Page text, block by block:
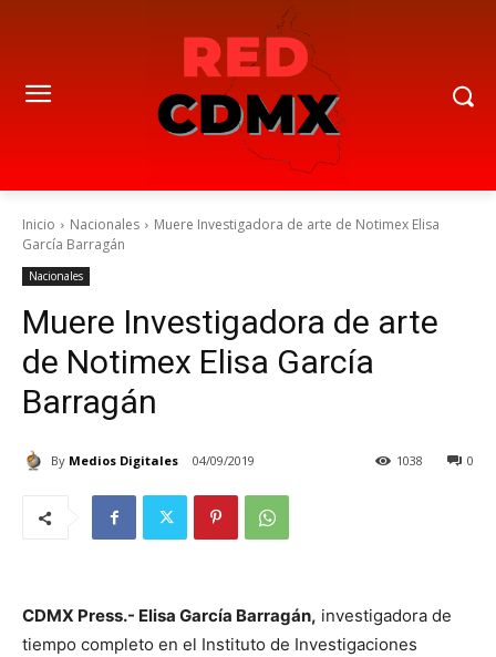
Inicio Nacionales
Muere Investigadora de arte de Notimex Elisa
García Barragán
Nacionales
Muere Investigadora de arte
de Notimex Elisa García
Barragán
By Medios Digitales 04/09/2019 0
1038
CDMX Press.- Elisa García Barragán, investigadora de
tiempo completo en el Instituto de Investigaciones